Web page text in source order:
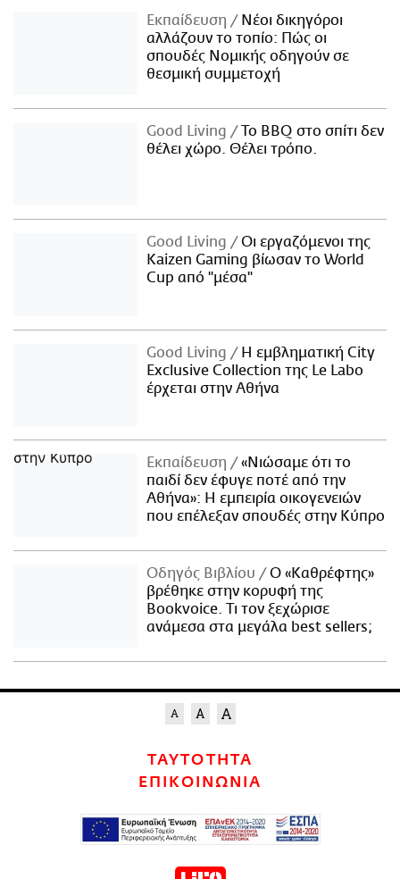
Εκπαίδευση
Νέοι δικηγόροι
αλλάζουν το τοπίο: Πώς οι
σπουδές Νομικής οδηγούν σε
θεσμική συμμετοχή
Good Living
Το BBQ στο σπίτι δεν
θέλει χώρο. Θέλει τρόπο.
Good Living
Οι εργαζόμενοι της
Kaizen Gaming βίωσαν το World
Cup από "μέσα"
Good Living
Η εμβληματική City
Exclusive Collection της Le Labo
έρχεται στην Αθήνα
Εκπαίδευση
«Νιώσαμε ότι το
παιδί δεν έφυγε ποτέ από την
Αθήνα»: Η εμπειρία οικογενειών
που επέλεξαν σπουδές στην Κύπρο
Οδηγός Βιβλίου
Ο «Καθρέφτης»
βρέθηκε στην κορυφή της
Bookvoice. Τι τον ξεχώρισε
ανάμεσα στα μεγάλα best sellers;
ΤΑΥΤΟΤΗΤΑ
ΕΠΙΚΟΙΝΩΝΙΑ